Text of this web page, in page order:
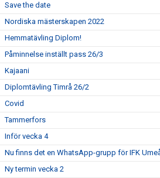
Save the date
Nordiska mästerskapen 2022
Hemmatävling Diplom!
Påminnelse inställt pass 26/3
Kajaani
Diplomtävling Timrå 26/2
Covid
Tammerfors
Inför vecka 4
Nu finns det en WhatsApp-grupp för IFK
Ny termin vecka 2